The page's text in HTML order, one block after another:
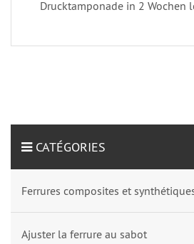
Drucktamponade in 2 Wochen
CATÉGORIES
Ferrures composites et
Ajuster la ferrure au sabot